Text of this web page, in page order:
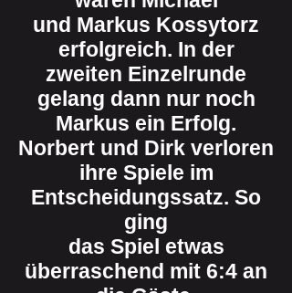
und Markus Kossytorz
erfolgreich. In der
zweiten Einzelrunde
gelang dann nur noch
Markus ein Erfolg.
Norbert und Dirk verloren
ihre Spiele im
Entscheidungssatz. So
ging
das Spiel etwas
überraschend mit 6:4 an